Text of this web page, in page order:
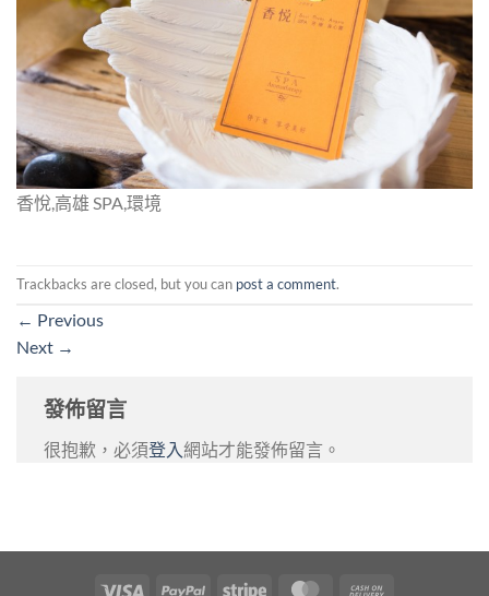
香悅,高雄 SPA,環境
Trackbacks are closed, but you can post a comment.
← Previous
Next →
發佈留言
很抱歉，必須登入網站才能發佈留言。